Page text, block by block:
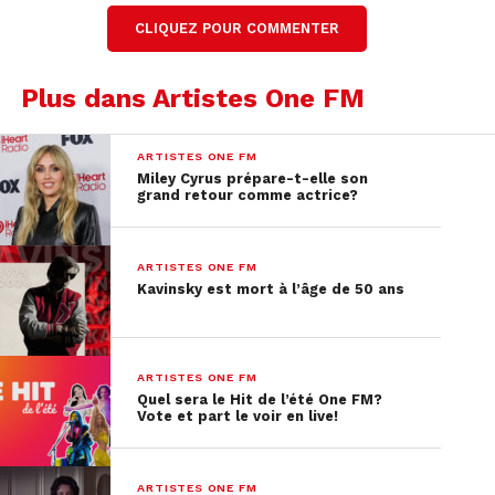
Un retour stratégique
après une victoire
symbolique
Cette nouvelle page s’ouvre après un moment-clé
de la carrière de Taylor Swift. En mai 2025, elle
récupère enfin les droits originaux de ses six
premiers albums. Une étape historique dans sa
lutte pour le contrôle de son œuvre, saluée par
l’ensemble de l’industrie musicale.
Une production audacieuse
AvecThe Life of a Showgirl, la chanteuse semble
s’éloigner de ses dernières collaborations pour
renouer avec ses anciens producteurs comme Max
CLIQUEZ POUR COMMENTER
Plus dans Artistes One FM
ARTISTES ONE FM
Miley Cyrus prépare-t-elle son
grand retour comme actrice?
ARTISTES ONE FM
Kavinsky est mort à l’âge de 50 ans
ARTISTES ONE FM
Quel sera le Hit de l’été One FM?
Vote et part le voir en live!
ARTISTES ONE FM